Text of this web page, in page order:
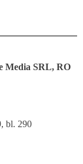
Media SRL, RO
bl. 290